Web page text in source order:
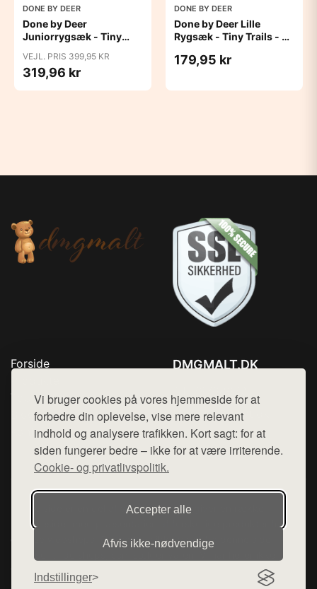
Vi bruger cookies på vores hjemmeside for at
forbedre din oplevelse, vise mere relevant
indhold og analysere trafikken. Kort sagt: for at
siden fungerer bedre – ikke for at være irriterende.
Cookie- og privatlivspolitik.
Accepter alle
Afvis ikke‑nødvendige
Indstillinger
DONE BY DEER
Done by Deer
Juniorrygsæk - Tiny
VEJL. PRIS 399,95 KR
319,96 kr
DONE BY DEER
Done by Deer Lille
Rygsæk - Tiny Trails - 4L
179,95 kr
Forside
Top Rabatter
Blog
Kontakt
DMGMALT.DK
Mail: hej@want.dk
Cookie- og privatlivspolitik
Denne side er en del af want.dk, der udgiver en række
hjemmesider med præsentation af forskellige produkter fra
diverse webshops. Der sælges ikke varer fra denne side - vi
henviser til de shops, som sælger varen. Vi har heller ikke
varerne på lager.